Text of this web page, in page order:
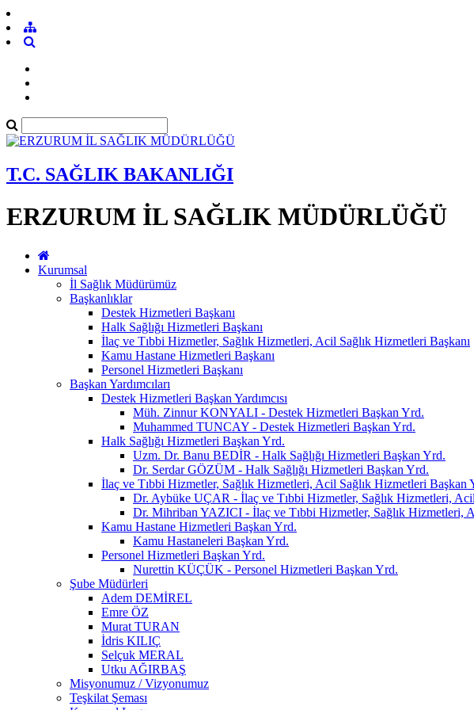
T.C. SAĞLIK BAKANLIĞI
ERZURUM İL SAĞLIK MÜDÜRLÜĞÜ
Kurumsal
İl Sağlık Müdürümüz
Başkanlıklar
Destek Hizmetleri Başkanı
Halk Sağlığı Hizmetleri Başkanı
İlaç ve Tıbbi Hizmetler, Sağlık Hizmetleri, Acil Sağlık Hizmetleri Başkanı
Kamu Hastane Hizmetleri Başkanı
Personel Hizmetleri Başkanı
Başkan Yardımcıları
Destek Hizmetleri Başkan Yardımcısı
Müh. Zinnur KONYALI - Destek Hizmetleri Başkan Yrd.
Muhammed TUNCAY - Destek Hizmetleri Başkan Yrd.
Halk Sağlığı Hizmetleri Başkan Yrd.
Uzm. Dr. Banu BEDİR - Halk Sağlığı Hizmetleri Başkan Yrd.
Dr. Serdar GÖZÜM - Halk Sağlığı Hizmetleri Başkan Yrd.
İlaç ve Tıbbi Hizmetler, Sağlık Hizmetleri, Acil Sağlık Hizmetleri Başkan
Dr. Aybüke UÇAR - İlaç ve Tıbbi Hizmetler, Sağlık Hizmetleri,
Dr. Mihriban YAZICI - İlaç ve Tıbbi Hizmetler, Sağlık Hizmetleri,
Kamu Hastane Hizmetleri Başkan Yrd.
Kamu Hastaneleri Başkan Yrd.
Personel Hizmetleri Başkan Yrd.
Nurettin KÜÇÜK - Personel Hizmetleri Başkan Yrd.
Şube Müdürleri
Adem DEMİREL
Emre ÖZ
Murat TURAN
İdris KILIÇ
Selçuk MERAL
Utku AĞIRBAŞ
Misyonumuz / Vizyonumuz
Teşkilat Şeması